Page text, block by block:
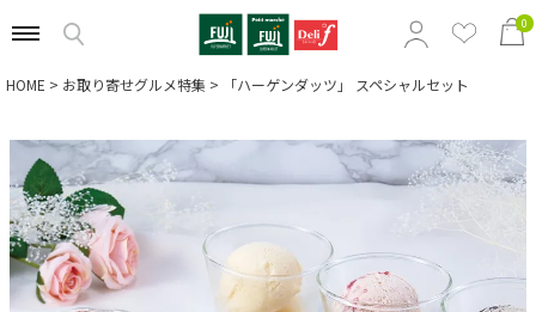
0
特集から選ぶ
商品の価格から選ぶ
定番ギフトから選ぶ
相手別のおすすめギフトから選ぶ
HOME お取り寄せグルメ特集 「ハーゲンダッツ」 スペシャルセット